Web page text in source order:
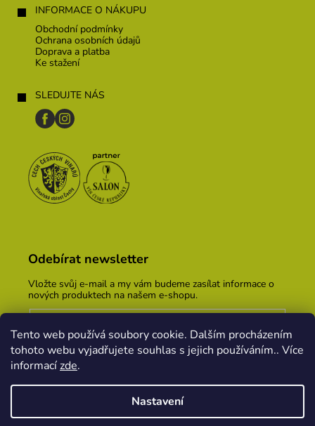
Tento web používá soubory cookie. Dalším procházením
tohoto webu vyjadřujete souhlas s jejich používáním.. Více
informacízde.
Nastavení
INFORMACE O NÁKUPU
Obchodní podmínky
Ochrana osobních údajů
Doprava a platba
Ke stažení
SLEDUJTE NÁS
Odebírat newsletter
Vložte svůj e-mail a my vám budeme zasílat informace o
nových produktech na našem e-shopu.
Vložením e-mailu souhlasíte spodmínkami ochrany
osobních údajů
PŘIHLÁSIT SE